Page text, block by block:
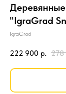
"IgraGrad
IgraGrad
222 900 р. 278